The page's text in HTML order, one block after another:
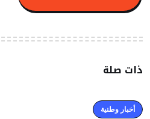
ذات صلة
أخبار وطنية